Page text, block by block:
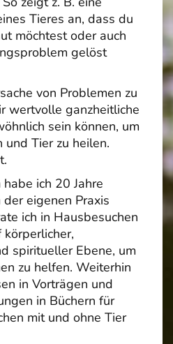
Tieres an, dass du
möchtest oder auch
gelöst
von Problemen zu
wertvolle ganzheitliche
sein können, um
und Tier zu heilen.
ich 20 Jahre
eigenen Praxis
ich in Hausbesuchen
spiritueller Ebene, um
zu helfen. Weiterhin
in Vorträgen und
in Büchern für
mit und ohne Tier